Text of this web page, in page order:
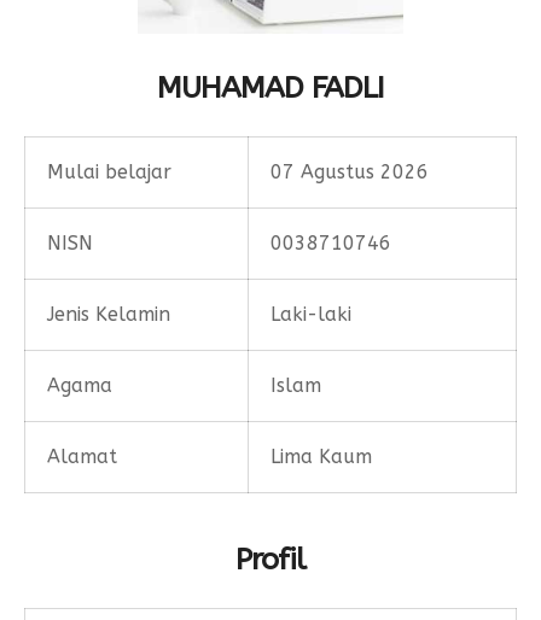
SOP Pengelola Keuangan
Kalender Akademik
MUHAMAD FADLI
Mulai belajar 07 Agustus 2026
NISN 0038710746
Jenis Kelamin Laki-laki
Agama Islam
Alamat Lima Kaum
Profil